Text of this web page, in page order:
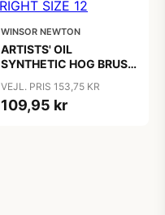
WINSOR NEWTON
ARTISTS' OIL
SYNTHETIC HOG BRUSH
VEJL. PRIS 153,75 KR
109,95 kr